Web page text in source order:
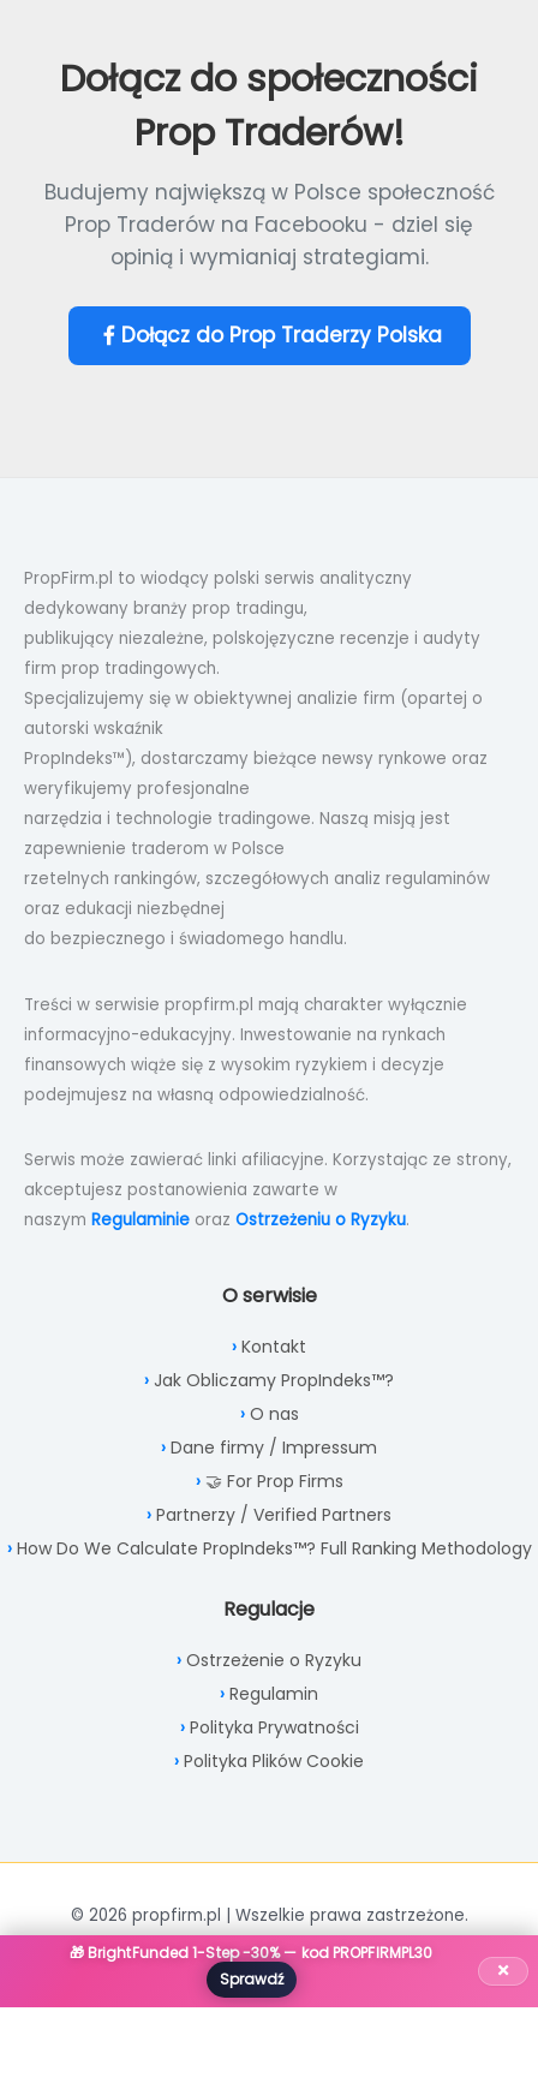
Dołącz do społeczności
Prop Traderów!
Budujemy największą w Polsce społeczność
Prop Traderów na Facebooku - dziel się
opinią i wymianiaj strategiami.
Dołącz do Prop Traderzy Polska
PropFirm.pl to wiodący polski serwis analityczny
dedykowany branży prop tradingu,
publikujący niezależne, polskojęzyczne recenzje i audyty
firm prop tradingowych.
Specjalizujemy się w obiektywnej analizie firm (opartej o
autorski wskaźnik
PropIndeks™), dostarczamy bieżące newsy rynkowe oraz
weryfikujemy profesjonalne
narzędzia i technologie tradingowe. Naszą misją jest
zapewnienie traderom w Polsce
rzetelnych rankingów, szczegółowych analiz regulaminów
oraz edukacji niezbędnej
do bezpiecznego i świadomego handlu.
Treści w serwisie propfirm.pl mają charakter wyłącznie
informacyjno-edukacyjny. Inwestowanie na rynkach
finansowych wiąże się z wysokim ryzykiem i decyzje
podejmujesz na własną odpowiedzialność.
Serwis może zawierać linki afiliacyjne. Korzystając ze strony,
akceptujesz postanowienia zawarte w
naszym Regulaminie oraz Ostrzeżeniu o Ryzyku.
O serwisie
Kontakt
Jak Obliczamy PropIndeks™?
O nas
Dane firmy / Impressum
🤝 For Prop Firms
Partnerzy / Verified Partners
How Do We Calculate PropIndeks™? Full Ranking Methodology
Regulacje
Ostrzeżenie o Ryzyku
Regulamin
Polityka Prywatności
Polityka Plików Cookie
© 2026 propfirm.pl | Wszelkie prawa zastrzeżone.
🎁 BrightFunded 1-Step -30% — kod PROPFIRMPL30
Sprawdź
×